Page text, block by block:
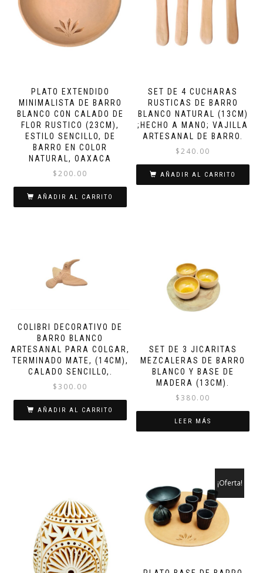
PLATO EXTENDIDO
MINIMALISTA DE BARRO
BLANCO CON CALADO DE
FLOR RUSTICO (23CM),
ESTILO SENCILLO, DE
BARRO EN COLOR
NATURAL, OAXACA
$200.00
AÑADIR AL CARRITO
SET DE 4 CUCHARAS
RUSTICAS DE BARRO
BLANCO NATURAL (13CM)
;HECHO A MANO; VAJILLA
ARTESANAL DE BARRO.
$240.00
AÑADIR AL CARRITO
COLIBRI DECORATIVO DE
BARRO BLANCO
ARTESANAL PARA COLGAR,
TERMINADO MATE, (14CM),
CALADO SENCILLO,.
$300.00
AÑADIR AL CARRITO
SET DE 3 JICARITAS
MEZCALERAS DE BARRO
BLANCO Y BASE DE
MADERA (13CM).
$380.00
LEER MÁS
¡Oferta!